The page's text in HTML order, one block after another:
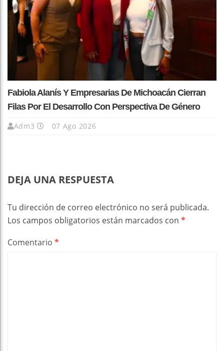
Fabiola Alanís Y Empresarias De Michoacán Cierran
Filas Por El Desarrollo Con Perspectiva De Género
Adm3 07 Ago 2026
DEJA UNA RESPUESTA
Tu dirección de correo electrónico no será publicada.
Los campos obligatorios están marcados con *
Comentario *